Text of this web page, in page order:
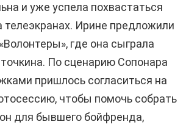
и уже успела похвастаться
Ирине предложили
где она сыграла
По сценарию Сопонара
пришлось согласиться на
чтобы помочь собрать
для бывшего бойфренда,